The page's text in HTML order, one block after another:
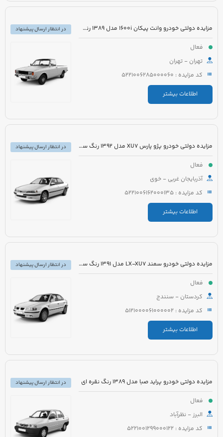
مزایده دولتی خودرو وانت پیکان 1600i مدل 1389 رنگ سفید روغنی
فعال
تهران - تهران
کد مزایده : 5221006285000060
اطلاعات بیشتر
در انتظار ارسال پیشنهاد
مزایده دولتی خودرو پژو پارس XU7 مدل 1392 رنگ سفید
فعال
آذربایجان غربی - خوی
کد مزایده : 5221006162000135
اطلاعات بیشتر
در انتظار ارسال پیشنهاد
مزایده دولتی خودرو سمند LX-XU7 مدل 1391 رنگ سفید
فعال
کردستان - سنندج
کد مزایده : 5121000061000002
اطلاعات بیشتر
در انتظار ارسال پیشنهاد
مزایده دولتی خودرو پراید صبا مدل 1389 رنگ نقره ای
فعال
البرز - نظرآباد
کد مزایده : 5221001299000122
در انتظار ارسال پیشنهاد